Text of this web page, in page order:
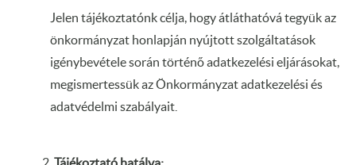
Jelen tájékoztatónk célja, hogy átláthatóvá tegyük az
önkormányzat honlapján nyújtott szolgáltatások
igénybevétele során történő adatkezelési eljárásokat,
megismertessük az Önkormányzat adatkezelési és
adatvédelmi szabályait.